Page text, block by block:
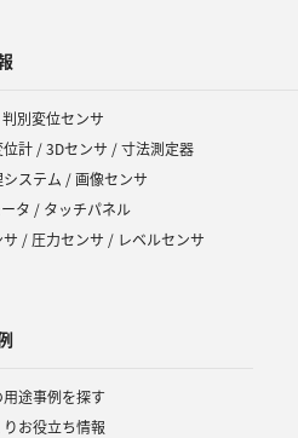
別変位センサ
位計 / 3Dセンサ / 寸法測定器
ステム / 画像センサ
タ / タッチパネル
/ 圧力センサ / レベルセンサ
途事例を探す
お役立ち情報